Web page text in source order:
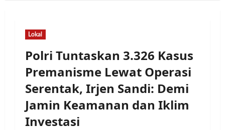
Lokal
Polri Tuntaskan 3.326 Kasus
Premanisme Lewat Operasi
Serentak, Irjen Sandi: Demi
Jamin Keamanan dan Iklim
Investasi